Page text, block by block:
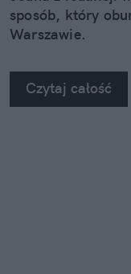
sposób, który
Warszawie.
Czytaj całość